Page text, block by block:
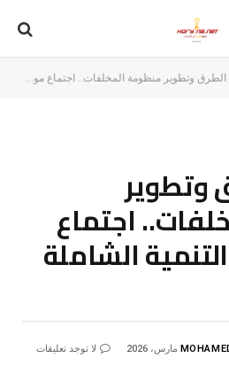
وتطوير منظومة المخلفات.. اجتماع موسع لدعم التنمية الشاملة في مطروح
وتطوير
اجتماع
الشاملة
لا توجد تعليقات